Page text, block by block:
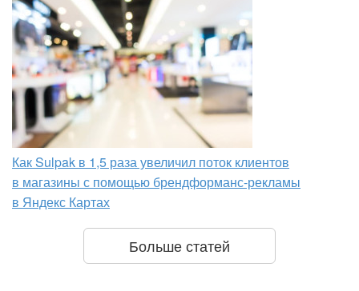
Как Sulpak в 1,5 раза увеличил поток клиентов
в магазины с помощью брендформанс-рекламы
в Яндекс Картах
Больше статей